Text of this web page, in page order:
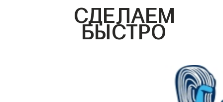
СДЕЛАЕМ
БЫСТРО